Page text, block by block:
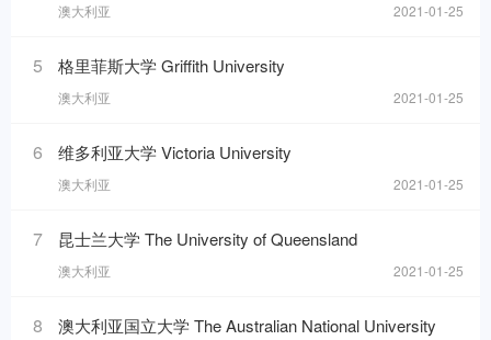
澳大利亚 2021-01-25
5 格里菲斯大学 Griffith University
澳大利亚 2021-01-25
6 维多利亚大学 Victoria University
澳大利亚 2021-01-25
7 昆士兰大学 The University of Queensland
澳大利亚 2021-01-25
8 澳大利亚国立大学 The Australian National University